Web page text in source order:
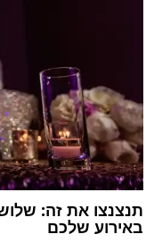
תנצנצו את זה:
באירוע שלכם